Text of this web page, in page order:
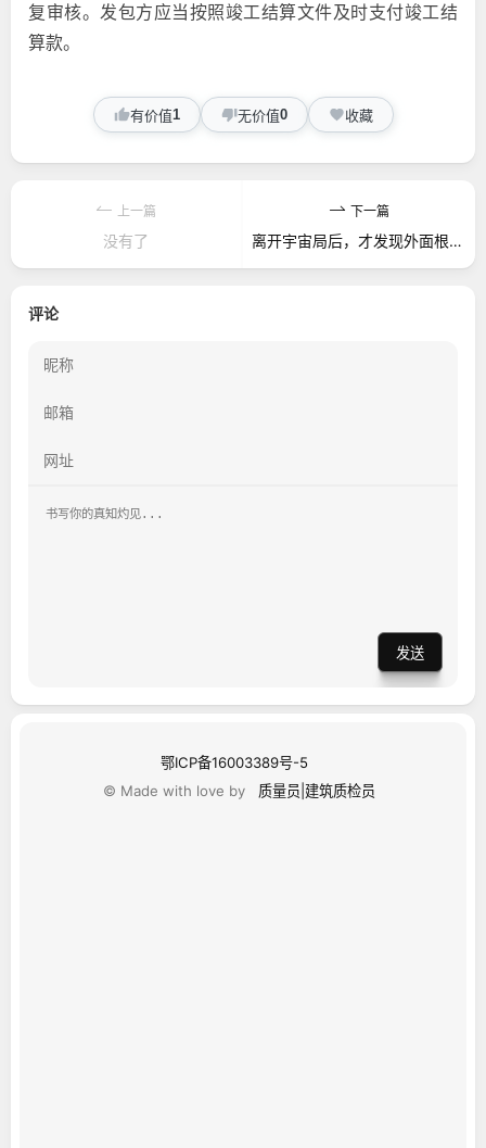
复审核。发包方应当按照竣工结算文件及时支付竣工结
算款。
有价值1 无价值0 收藏
上一篇
没有了
下一篇
离开宇宙局后，才发现外面根本没有下雨
评论
发送
鄂ICP备16003389号-5
© Made with love by
质量员|建筑质检员